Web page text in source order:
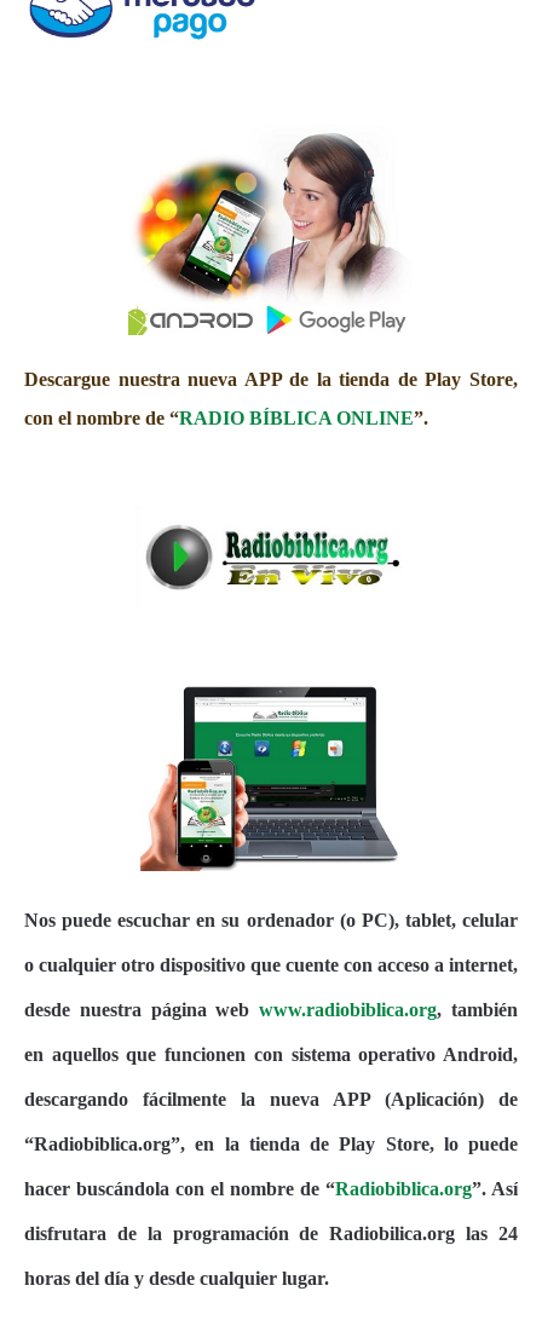
Descargue nuestra nueva APP de la tienda de Play Store,
con el nombre de “RADIO BÍBLICA ONLINE”.
Nos puede escuchar en su ordenador (o PC), tablet, celular
o cualquier otro dispositivo que cuente con acceso a internet,
desde nuestra página webwww.radiobiblica.org, también
en aquellos que funcionen con sistema operativo Android,
descargando fácilmente la nueva APP (Aplicación) de
“Radiobiblica.org”, en la tienda de Play Store, lo puede
hacer buscándola con el nombre de “Radiobiblica.org”. Así
disfrutara de la programación de Radiobilica.org las 24
horas del día y desde cualquier lugar.